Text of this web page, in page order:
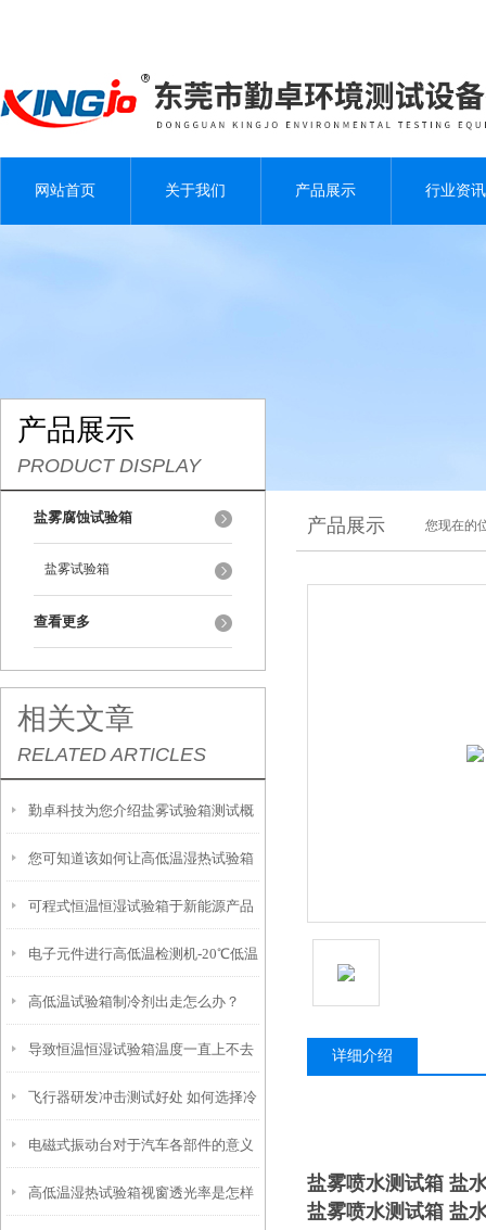
网站首页 关于我们 产品展示 行业资讯
产品展示
PRODUCT DISPLAY
盐雾腐蚀试验箱
盐雾试验箱
查看更多
相关文章
RELATED ARTICLES
勤卓科技为您介绍盐雾试验箱测试概
要
您可知道该如何让高低温湿热试验箱
中的毛细管自动修复？
可程式恒温恒湿试验箱于新能源产品
测试的意义
电子元件进行高低温检测机-20℃低温
测试的好处
高低温试验箱制冷剂出走怎么办？
导致恒温恒湿试验箱温度一直上不去
的原因
飞行器研发冲击测试好处 如何选择冷
热循环冲击箱
电磁式振动台对于汽车各部件的意义
高低温湿热试验箱视窗透光率是怎样
产品展示 您现在的
详细介绍
盐雾喷水测试箱 盐
盐雾喷水测试箱 盐